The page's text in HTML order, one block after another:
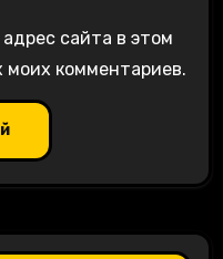
сайта в этом
моих комментариев.